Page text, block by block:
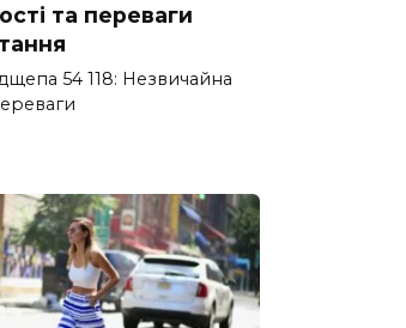
та переваги
54 118: Незвичайна